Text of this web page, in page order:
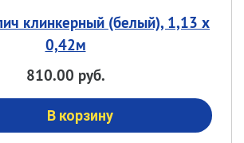
клинкерный (белый), 1,13 х
0,42м
810.00 руб.